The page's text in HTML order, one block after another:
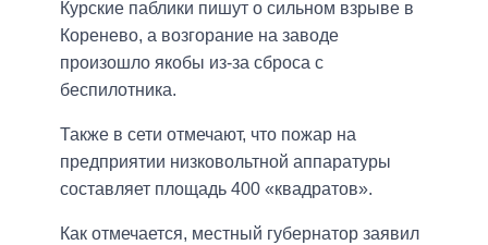
Курские паблики пишут о сильном взрыве в
Коренево, а возгорание на заводе
произошло якобы из-за сброса с
беспилотника.
Также в сети отмечают, что пожар на
предприятии низковольтной аппаратуры
составляет площадь 400 «квадратов».
Как отмечается, местный губернатор заявил